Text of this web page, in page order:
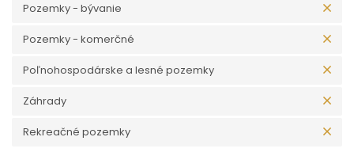
Pozemky - bývanie
Pozemky - komerčné
Poľnohospodárske a lesné pozemky
Záhrady
Rekreačné pozemky